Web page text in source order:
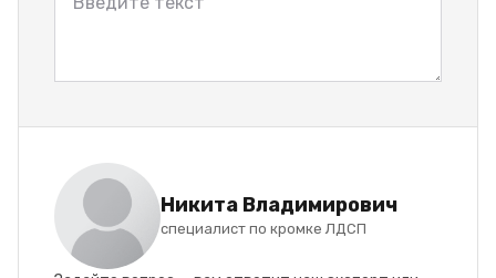
Никита Владимирович
специалист по кромке ЛДСП